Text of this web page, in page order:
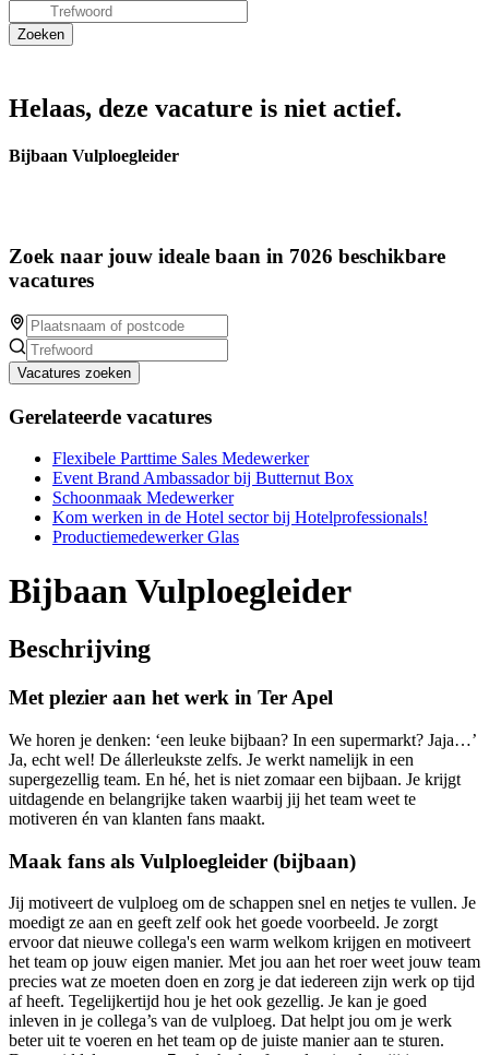
Helaas, deze vacature is niet actief.
Bijbaan Vulploegleider
Zoek naar jouw ideale baan in 7026 beschikbare
vacatures
Vacatures zoeken
Gerelateerde vacatures
Flexibele Parttime Sales Medewerker
Event Brand Ambassador bij Butternut Box
Schoonmaak Medewerker
Kom werken in de Hotel sector bij Hotelprofessionals!
Productiemedewerker Glas
Bijbaan Vulploegleider
Beschrijving
Met plezier aan het werk in Ter Apel
We horen je denken: ‘een leuke bijbaan? In een supermarkt? Jaja…’
Ja, echt wel! De állerleukste zelfs. Je werkt namelijk in een
supergezellig team. En hé, het is niet zomaar een bijbaan. Je krijgt
uitdagende en belangrijke taken waarbij jij het team weet te
motiveren én van klanten fans maakt.
Maak fans als Vulploegleider (bijbaan)
Jij motiveert de vulploeg om de schappen snel en netjes te vullen. Je
moedigt ze aan en geeft zelf ook het goede voorbeeld. Je zorgt
ervoor dat nieuwe collega's een warm welkom krijgen en motiveert
het team op jouw eigen manier. Met jou aan het roer weet jouw team
precies wat ze moeten doen en zorg je dat iedereen zijn werk op tijd
af heeft. Tegelijkertijd hou je het ook gezellig. Je kan je goed
inleven in je collega’s van de vulploeg. Dat helpt jou om je werk
beter uit te voeren en het team op de juiste manier aan te sturen.